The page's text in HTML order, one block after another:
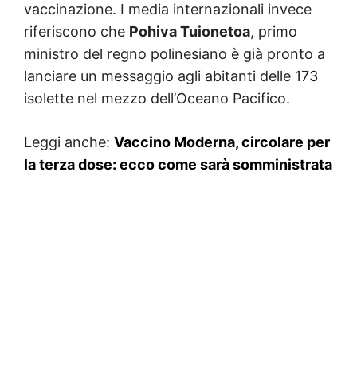
vaccinazione. I media internazionali invece
riferiscono che Pohiva Tuionetoa, primo
ministro del regno polinesiano è già pronto a
lanciare un messaggio agli abitanti delle 173
isolette nel mezzo dell’Oceano Pacifico.
Leggi anche: Vaccino Moderna, circolare per
la terza dose: ecco come sarà somministrata